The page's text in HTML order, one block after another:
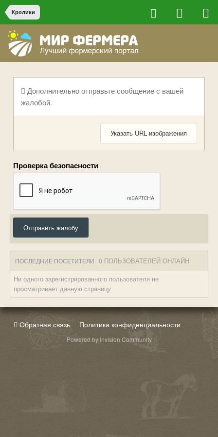
Кролики
Дополнительно отправьте сообщение с вашей
жалобой.
Указать URL изображения
Проверка безопасности
Отправить жалобу
ПОСЛЕДНИЕ ПОСЕТИТЕЛИ 0 ПОЛЬЗОВАТЕЛЕЙ ОНЛАЙН
Ни одного зарегистрированного пользователя не
просматривает данную страницу
Обратная связь Политика конфиденциальности
Powered by Invision Community